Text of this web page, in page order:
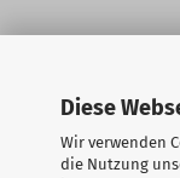
Diese
Wir verwenden
die Nutzung